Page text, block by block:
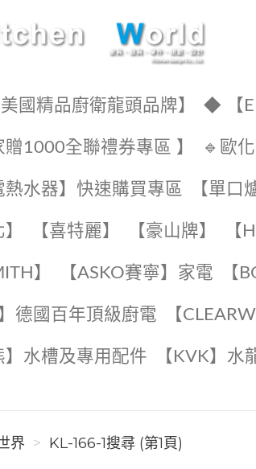
美國精品廚衛龍頭品牌】 ◆ 【
1000全聯禮券專區 】 🔹歐
熱水器】快速購買專區 【單口
【喜特麗】 【豪山牌】 【
】 【ASKO賽寧】家電 【
】️德國百年頂級廚電 【
】水槽及專用配件 【KVK】水
界 KL-166-1搜尋 (第1頁)